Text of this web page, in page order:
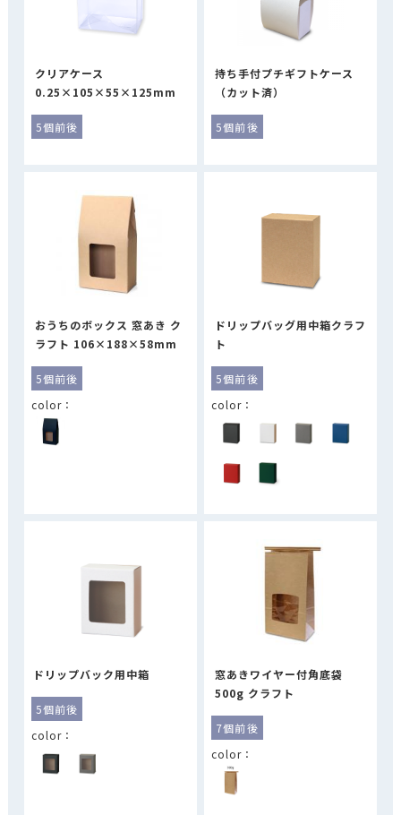
クリアケース
0.25×105×55×125mm
5個前後
持ち手付プチギフトケース
（カット済）
5個前後
おうちのボックス 窓あき ク
ラフト 106×188×58mm
5個前後
ドリップバッグ用中箱クラフ
ト
5個前後
ドリップバック用中箱
5個前後
窓あきワイヤー付角底袋
500g クラフト
7個前後